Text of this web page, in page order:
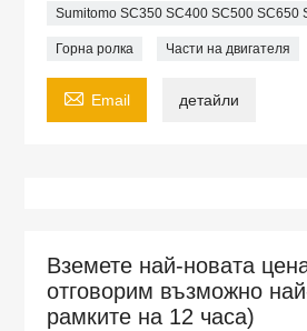
Sumitomo SC350 SC400 SC500 SC650
Горна ролка Части на двигателя
 Email детайли
Вземете най-новата
отговорим възможно
рамките на 12 часа)